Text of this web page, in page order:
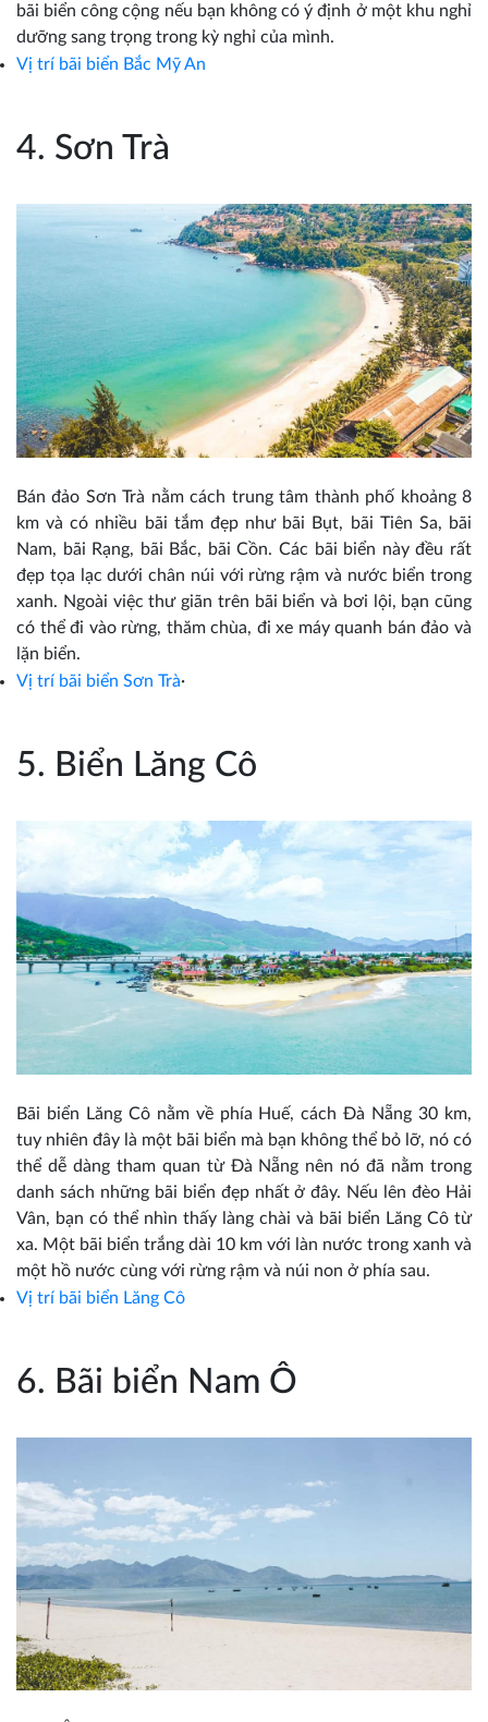
bãi biển công cộng nếu bạn không có ý định ở một khu nghỉ
dưỡng sang trọng trong kỳ nghỉ của mình.
Vị trí bãi biển Bắc Mỹ An
4. Sơn Trà
Bán đảo Sơn Trà nằm cách trung tâm thành phố khoảng 8
km và có nhiều bãi tắm đẹp như bãi Bụt, bãi Tiên Sa, bãi
Nam, bãi Rạng, bãi Bắc, bãi Cồn. Các bãi biển này đều rất
đẹp tọa lạc dưới chân núi với rừng rậm và nước biển trong
xanh. Ngoài việc thư giãn trên bãi biển và bơi lội, bạn cũng
có thể đi vào rừng, thăm chùa, đi xe máy quanh bán đảo và
lặn biển.
Vị trí bãi biển Sơn Trà·
5. Biển Lăng Cô
Bãi biển Lăng Cô nằm về phía Huế, cách Đà Nẵng 30 km,
tuy nhiên đây là một bãi biển mà bạn không thể bỏ lỡ, nó có
thể dễ dàng tham quan từ Đà Nẵng nên nó đã nằm trong
danh sách những bãi biển đẹp nhất ở đây. Nếu lên đèo Hải
Vân, bạn có thể nhìn thấy làng chài và bãi biển Lăng Cô từ
xa. Một bãi biển trắng dài 10 km với làn nước trong xanh và
một hồ nước cùng với rừng rậm và núi non ở phía sau.
Vị trí bãi biển Lăng Cô
6. Bãi biển Nam Ô